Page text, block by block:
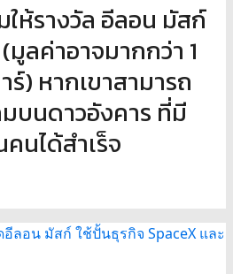
ให้รางวัล อีลอน มัสก์
ลค่าอาจมากกว่า 1
) หากเขาสามารถ
บนดาวอังคาร ที่มี
คนได้สำเร็จ